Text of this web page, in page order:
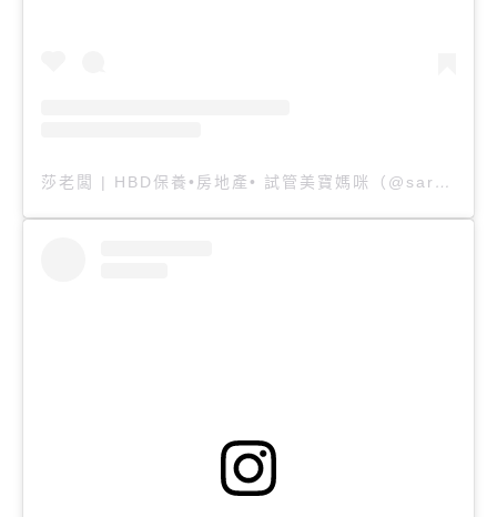
莎老闆 | HBD保養•房地產• 試管美寶媽咪（@sararia）分享的貼文